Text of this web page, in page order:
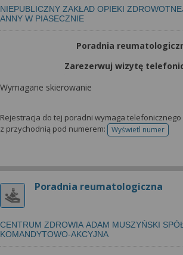
NIEPUBLICZNY ZAKŁAD OPIEKI
ANNY W PIASECZNIE
Poradnia
Zarezerwuj wizytę
Wymagane skierowanie
Rejestracja do tej poradni wymaga
z przychodnią pod numerem:
Wyświetl numer
telefonu do
Poradnia reumatologiczna
CENTRUM ZDROWIA ADAM MUSZYŃSKI
KOMANDYTOWO-AKCYJNA